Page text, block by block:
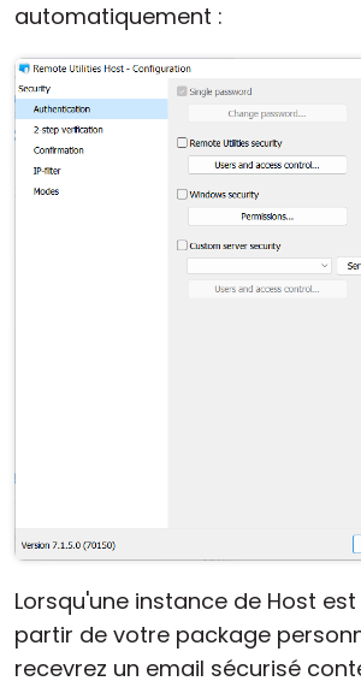
automatiquement :
Lorsqu'une instance de Host
partir de votre package
recevrez un email sécurisé